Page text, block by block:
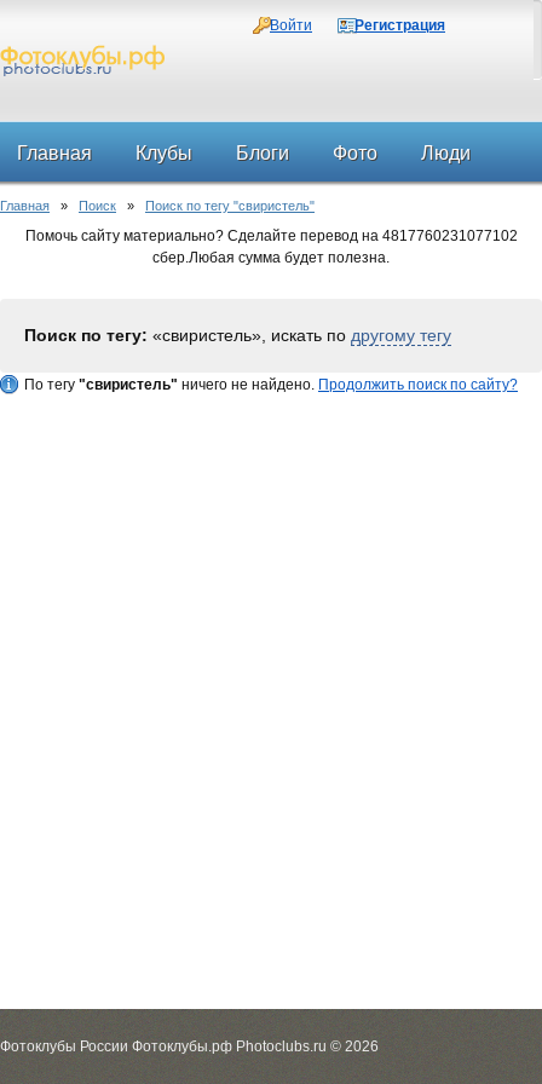
Войти Регистрация
Главная Клубы Блоги Фото Люди
Форум
Главная » Поиск » Поиск по тегу "свиристель"
Помочь сайту материально? Сделайте перевод на 4817760231077102
сбер.Любая сумма будет полезна.
Поиск по тегу: «свиристель», искать по другому тегу
По тегу "свиристель" ничего не найдено. Продолжить поиск по сайту?
Фотоклубы России Фотоклубы.рф Photoclubs.ru © 2026